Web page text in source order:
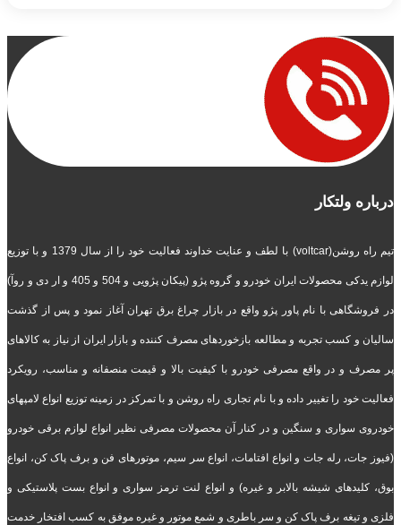
درباره ولتکار
تیم راه روشن(voltcar) با لطف و عنایت خداوند فعالیت خود را از سال 1379 و با توزیع
لوازم یدکی محصولات ایران خودرو و گروه پژو (پیکان پژویی و 504 و 405 و ار دی و روآ)
در فروشگاهی با نام پاور پژو واقع در بازار چراغ برق تهران آغاز نمود و پس از گذشت
سالیان و کسب تجربه و مطالعه بازخوردهای مصرف کننده و بازار ایران از نیاز به کالاهای
پر مصرف و در واقع مصرفی خودرو با کیفیت بالا و قیمت منصفانه و مناسب، رویکرد
فعالیت خود را تغییر داده و با نام تجاری راه روشن و با تمرکز در زمینه توزیع انواع لامپهای
خودروی سواری و سنگین و در کنار آن محصولات مصرفی نظیر انواع لوازم برقی خودرو
(فیوز جات، رله جات و انواع افتامات، انواع سر سیم، موتورهای فن و برف پاک کن، انواع
بوق، کلیدهای شیشه بالابر و غیره) و انواع لنت ترمز سواری و انواع بست پلاستیکی و
فلزی و تیغه برف پاک کن و سر باطری و شمع موتور و غیره موفق به کسب افتخار خدمت